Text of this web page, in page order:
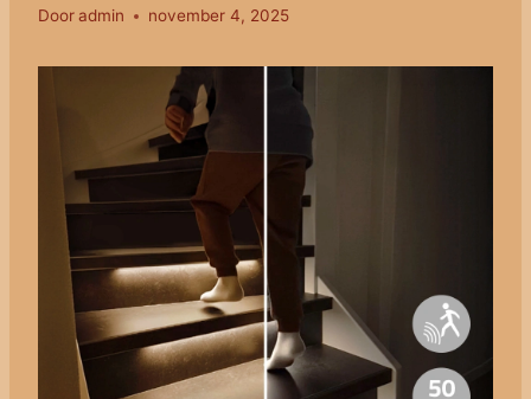
Dooradmin november 4, 2025